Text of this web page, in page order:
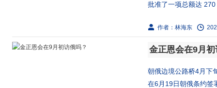
批准了一项总额达
作者：林海东
金正恩会在9月
朝俄边境公路桥4月下
在6月19日朝俄条约签